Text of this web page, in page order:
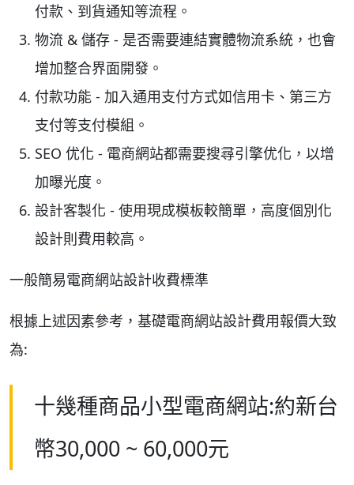
付款、到貨通知等流程。
物流 & 儲存 - 是否需要連結實體物流系統，也會
增加整合界面開發。
付款功能 - 加入通用支付方式如信用卡、第三方
支付等支付模組。
SEO 优化 - 電商網站都需要搜尋引擎优化，以增
加曝光度。
設計客製化 - 使用現成模板較簡單，高度個別化
設計則費用較高。
一般簡易電商網站設計收費標準
根據上述因素參考，基礎電商網站設計費用報價大致
為:
十幾種商品小型電商網站:約新台
幣30,000 ~ 60,000元